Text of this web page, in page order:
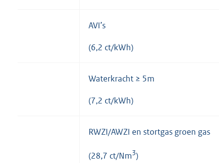
AVI’s
(6,2 ct/kWh)
Waterkracht ≥ 5m
(7,2 ct/kWh)
RWZI/AWZI en stortgas groen gas
(28,7 ct/Nm3)